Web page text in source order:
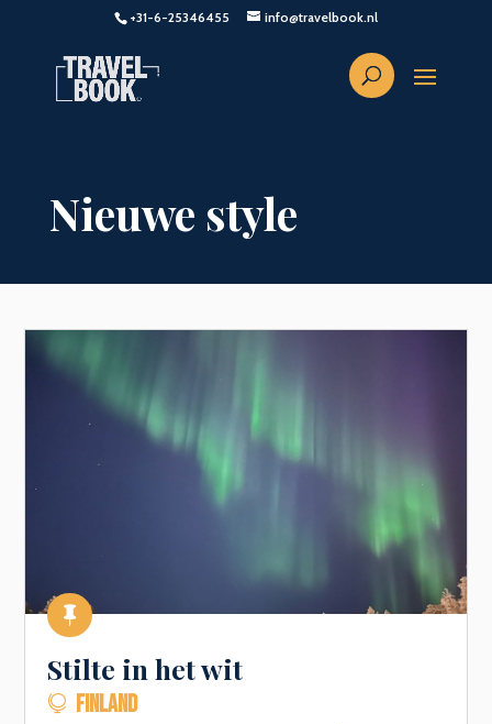
+31-6-25346455 info@travelbook.nl
Nieuwe style

Stilte in het wit
 FINLAND